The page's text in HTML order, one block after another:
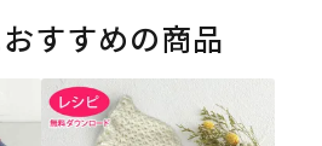
すすめの商品